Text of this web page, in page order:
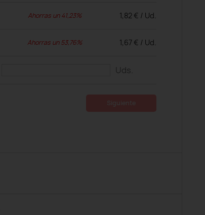
Ahorras un 41,23% 1,82 € / Ud.
Ahorras un 53,76% 1,67 € / Ud.
Uds.